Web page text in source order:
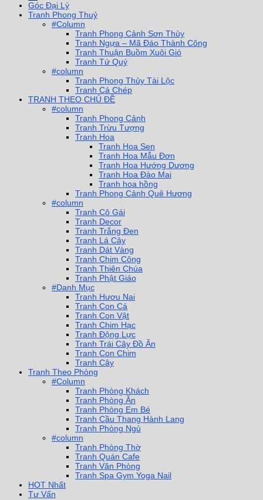
Góc Đại Lý
Tranh Phong Thuỷ
#Column
Tranh Phong Cảnh Sơn Thủy
Tranh Ngựa – Mã Đáo Thành Công
Tranh Thuận Buồm Xuôi Gió
Tranh Tứ Quý
#column
Tranh Phong Thủy Tài Lộc
Tranh Cá Chép
TRANH THEO CHỦ ĐỀ
#column
Tranh Phong Cảnh
Tranh Trừu Tượng
Tranh Hoa
Tranh Hoa Sen
Tranh Hoa Mẫu Đơn
Tranh Hoa Hướng Dương
Tranh Hoa Đào Mai
Tranh hoa hồng
Tranh Phong Cảnh Quê Hương
#column
Tranh Cô Gái
Tranh Decor
Tranh Trắng Đen
Tranh Lá Cây
Tranh Dát Vàng
Tranh Chim Công
Tranh Thiên Chúa
Tranh Phật Giáo
#Danh Mục
Tranh Hươu Nai
Tranh Con Cá
Tranh Con Vật
Tranh Chim Hạc
Tranh Động Lực
Tranh Trái Cây Đồ Ăn
Tranh Con Chim
Tranh Cây
Tranh Theo Phòng
#Column
Tranh Phòng Khách
Tranh Phòng Ăn
Tranh Phòng Em Bé
Tranh Cầu Thang Hành Lang
Tranh Phòng Ngủ
#column
Tranh Phòng Thờ
Tranh Quán Cafe
Tranh Văn Phòng
Tranh Spa Gym Yoga Nail
HOT Nhất
Tư Vấn